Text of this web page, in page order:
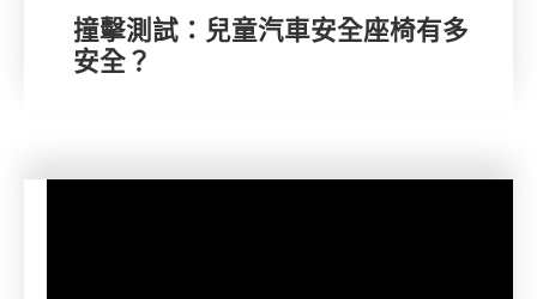
撞擊測試：兒童汽車安全座椅有多
安全？